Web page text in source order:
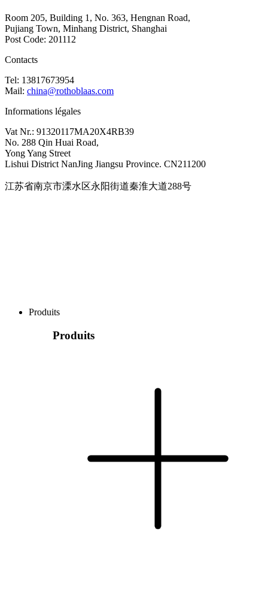
Room 205, Building 1, No. 363, Hengnan Road,
Pujiang Town, Minhang District, Shanghai
Post Code: 201112
Contacts
Tel: 13817673954
Mail: china@rothoblaas.com
Informations légales
Vat Nr.: 91320117MA20X4RB39
No. 288 Qin Huai Road,
Yong Yang Street
Lishui District NanJing Jiangsu Province. CN211200
江苏省南京市溧水区永阳街道秦淮大道288号
Produits
Produits